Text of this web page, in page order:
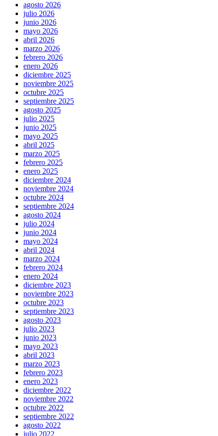
agosto 2026
julio 2026
junio 2026
mayo 2026
abril 2026
marzo 2026
febrero 2026
enero 2026
diciembre 2025
noviembre 2025
octubre 2025
septiembre 2025
agosto 2025
julio 2025
junio 2025
mayo 2025
abril 2025
marzo 2025
febrero 2025
enero 2025
diciembre 2024
noviembre 2024
octubre 2024
septiembre 2024
agosto 2024
julio 2024
junio 2024
mayo 2024
abril 2024
marzo 2024
febrero 2024
enero 2024
diciembre 2023
noviembre 2023
octubre 2023
septiembre 2023
agosto 2023
julio 2023
junio 2023
mayo 2023
abril 2023
marzo 2023
febrero 2023
enero 2023
diciembre 2022
noviembre 2022
octubre 2022
septiembre 2022
agosto 2022
julio 2022